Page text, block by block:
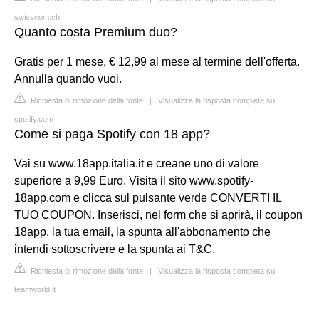
swisscom.ch
Quanto costa Premium duo?
Gratis per 1 mese, € 12,99 al mese al termine dell'offerta.
Annulla quando vuoi.
Richiesta di rimozione della fonte | Visualizza la risposta completa su
spotify.com
Come si paga Spotify con 18 app?
Vai su www.18app.italia.it e creane uno di valore
superiore a 9,99 Euro. Visita il sito www.spotify-
18app.com e clicca sul pulsante verde CONVERTI IL
TUO COUPON. Inserisci, nel form che si aprirà, il coupon
18app, la tua email, la spunta all'abbonamento che
intendi sottoscrivere e la spunta ai T&C.
Richiesta di rimozione della fonte | Visualizza la risposta completa su
teamworld.it